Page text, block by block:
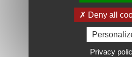
PARTAGER
Deny all
Privacy